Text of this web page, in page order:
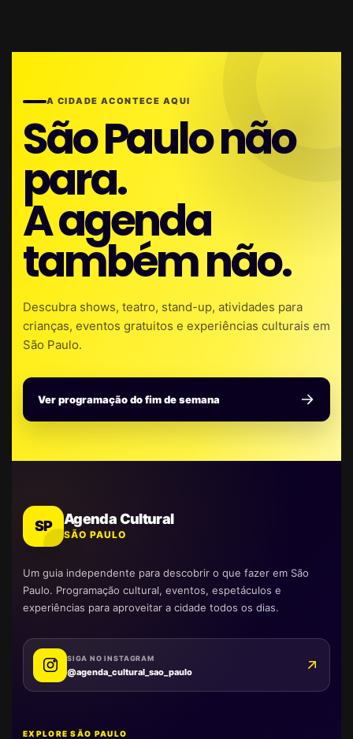
A CIDADE ACONTECE AQUI
São Paulo não
para.
A agenda
também não.
Descubra shows, teatro, stand-up, atividades para
crianças, eventos gratuitos e experiências culturais em
São Paulo.
Ver programação do fim de semana
SP Agenda Cultural
SÃO PAULO
Um guia independente para descobrir o que fazer em São
Paulo. Programação cultural, eventos, espetáculos e
experiências para aproveitar a cidade todos os dias.
SIGA NO INSTAGRAM
@agenda_cultural_sao_paulo
EXPLORE SÃO PAULO